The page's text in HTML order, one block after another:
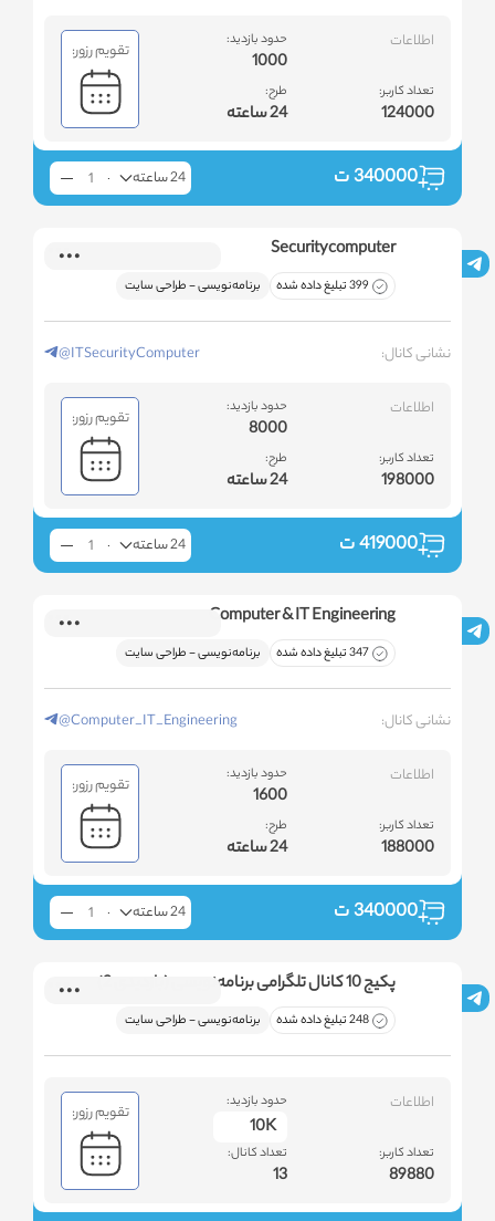
اطلاعات
تعداد کاربر:
124000
حدود بازدید:
1000
طرح:
24 ساعته
تقویم رزور:
340000ت 24 ساعته
Securitycomputer
399 تبلیغ داده شده برنامه‌نویسی - طراحی سایت
نشانی کانال: @ITSecurityComputer
اطلاعات
تعداد کاربر:
198000
حدود بازدید:
8000
طرح:
24 ساعته
تقویم رزور:
419000ت 24 ساعته
Computer & IT Engineering
347 تبلیغ داده شده برنامه‌نویسی - طراحی سایت
نشانی کانال: @Computer_IT_Engineering
اطلاعات
تعداد کاربر:
188000
حدود بازدید:
1600
طرح:
24 ساعته
تقویم رزور:
340000ت 24 ساعته
پکیج 10 کانال تلگرامی برنامه‌نویسی (بازدیدی 2)
248 تبلیغ داده شده برنامه‌نویسی - طراحی سایت
اطلاعات
تعداد کاربر:
89880
حدود بازدید:
10K
تعداد کانال:
13
تقویم رزور: